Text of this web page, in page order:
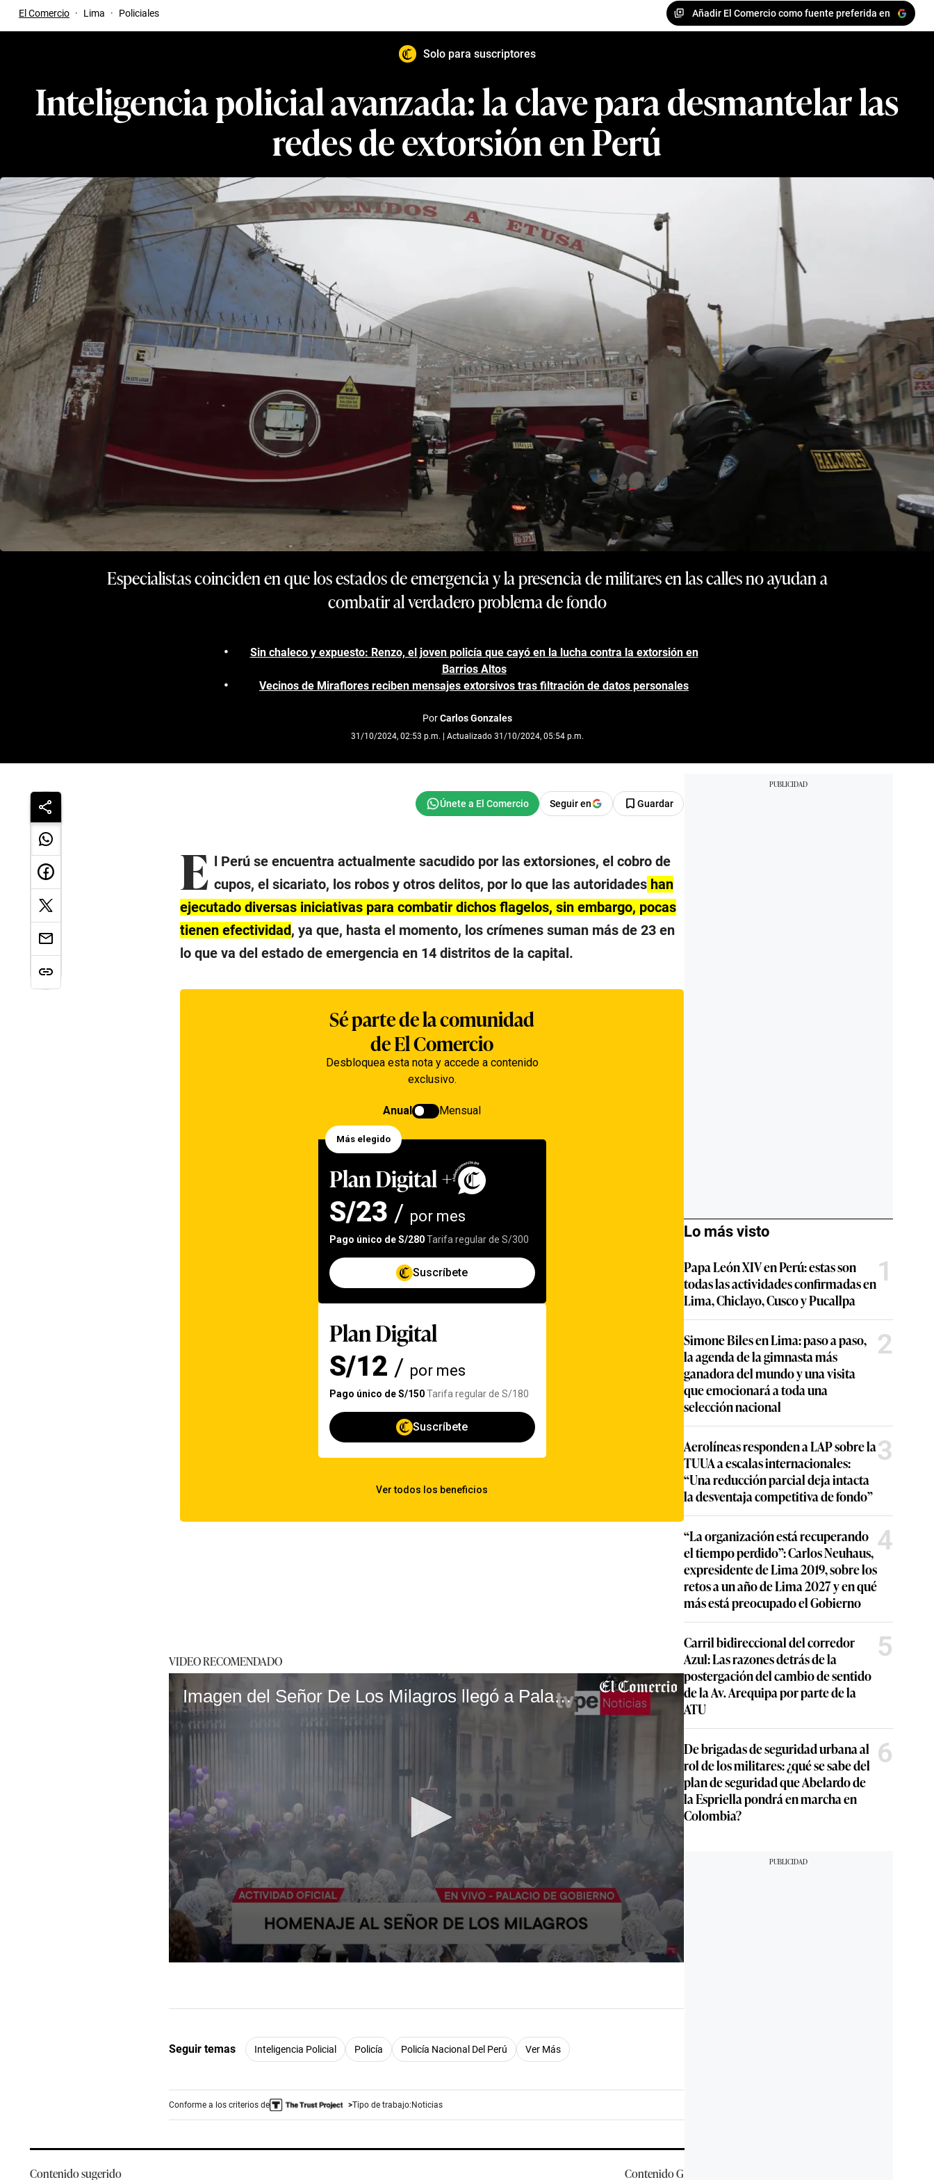
El Comercio · Lima · Policiales Añadir El Comercio como fuente preferida en
Solo para suscriptores
Inteligencia policial avanzada: la clave para desmantelar las
redes de extorsión en Perú
Especialistas coinciden en que los estados de emergencia y la presencia de militares en las calles no ayudan a
combatir al verdadero problema de fondo
Sin chaleco y expuesto: Renzo, el joven policía que cayó en la lucha contra la extorsión en
Barrios Altos
Vecinos de Miraflores reciben mensajes extorsivos tras filtración de datos personales
PorCarlos Gonzales
31/10/2024, 02:53 p.m. | Actualizado 31/10/2024, 05:54 p.m.
Seguir en Guardar
E l Perú se encuentra actualmente sacudido por las extorsiones, el cobro de
cupos, el sicariato, los robos y otros delitos, por lo que las autoridadeshan
ejecutado diversas iniciativas para combatir dichos flagelos, sin embargo, pocas
tienen efectividad, ya que, hasta el momento, los crímenes suman más de 23 en
lo que va del estado de emergencia en 14 distritos de la capital.
VIDEO RECOMENDADO
Imagen del Señor De Los Milagros llegó a Palacio de Gobierno
minutes,
90%
Seguir temas Inteligencia Policial Policía Policía Nacional Del Perú Ver Más
Conforme a los criterios de Tipo de trabajo: Noticias
Contenido sugerido ContenidoGEC
Lo más visto
Papa León XIV en Perú: estas son
todas las actividades confirmadas en
Lima, Chiclayo, Cusco y Pucallpa
1
Simone Biles en Lima: paso a paso,
la agenda de la gimnasta más
ganadora del mundo y una visita
que emocionará a toda una
selección nacional
2
Aerolíneas responden a LAP sobre la
TUUA a escalas internacionales:
“Una reducción parcial deja intacta
la desventaja competitiva de fondo”
3
“La organización está recuperando
el tiempo perdido”: Carlos Neuhaus,
expresidente de Lima 2019, sobre los
retos a un año de Lima 2027 y en qué
más está preocupado el Gobierno
4
Carril bidireccional del corredor
Azul: Las razones detrás de la
postergación del cambio de sentido
de la Av. Arequipa por parte de la
ATU
5
De brigadas de seguridad urbana al
rol de los militares: ¿qué se sabe del
plan de seguridad que Abelardo de
la Espriella pondrá en marcha en
Colombia?
6